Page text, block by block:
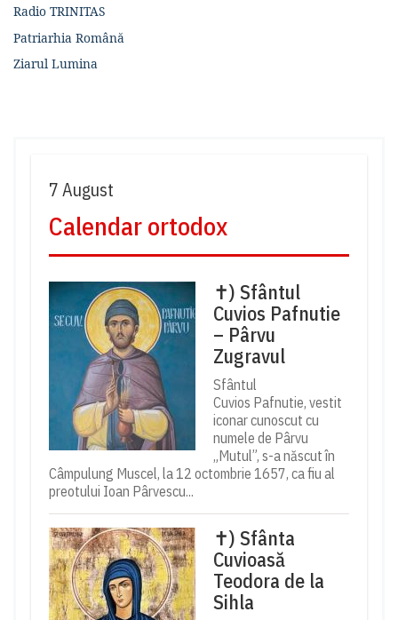
Radio TRINITAS
Patriarhia Română
Ziarul Lumina
7 August
Calendar ortodox
✝) Sfântul
Cuvios Pafnutie
– Pârvu
Zugravul
Sfântul
Cuvios Pafnutie, vestit
iconar cunoscut cu
numele de Pârvu
„Mutul”, s-a născut în
Câmpulung Muscel, la 12 octombrie 1657, ca fiu al
preotului Ioan Pârvescu...
✝) Sfânta
Cuvioasă
Teodora de la
Sihla